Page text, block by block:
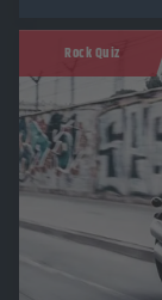
Rock Quiz